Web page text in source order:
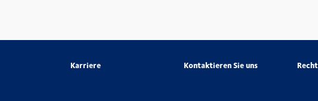
Karriere Kontaktieren Sie uns